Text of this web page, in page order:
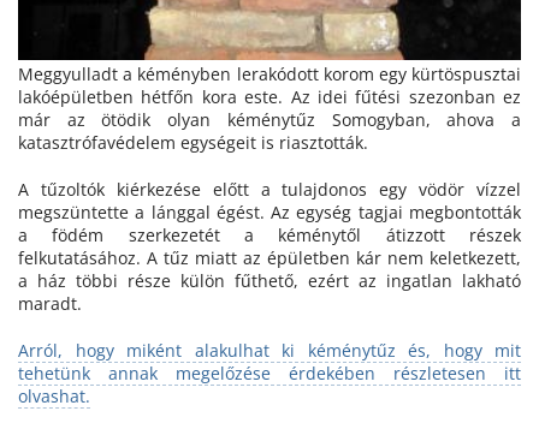
Meggyulladt a kéményben lerakódott korom egy kürtöspusztai
lakóépületben hétfőn kora este. Az idei fűtési szezonban ez
már az ötödik olyan kéménytűz Somogyban, ahova a
katasztrófavédelem egységeit is riasztották.
A tűzoltók kiérkezése előtt a tulajdonos egy vödör vízzel
megszüntette a lánggal égést. Az egység tagjai megbontották
a födém szerkezetét a kéménytől átizzott részek
felkutatásához. A tűz miatt az épületben kár nem keletkezett,
a ház többi része külön fűthető, ezért az ingatlan lakható
maradt.
Arról, hogy miként alakulhat ki kéménytűz és, hogy mit
tehetünk annak megelőzése érdekében részletesen itt
olvashat.